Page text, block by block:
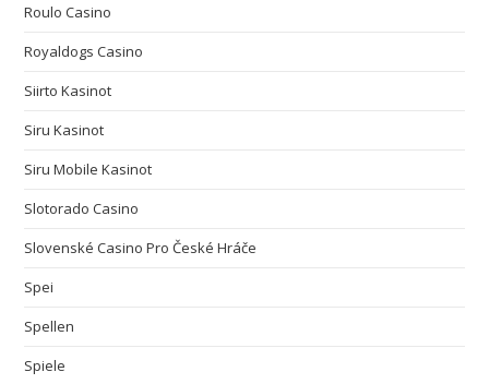
Roulo Casino
Royaldogs Casino
Siirto Kasinot
Siru Kasinot
Siru Mobile Kasinot
Slotorado Casino
Slovenské Casino Pro České Hráče
Spei
Spellen
Spiele